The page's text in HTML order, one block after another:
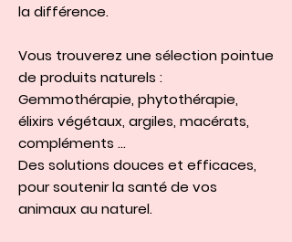
la différence.
Vous trouverez une sélection pointue
de produits naturels :
Gemmothérapie, phytothérapie,
élixirs végétaux, argiles, macérats,
compléments …
Des solutions douces et efficaces,
pour soutenir la santé de vos
animaux au naturel.